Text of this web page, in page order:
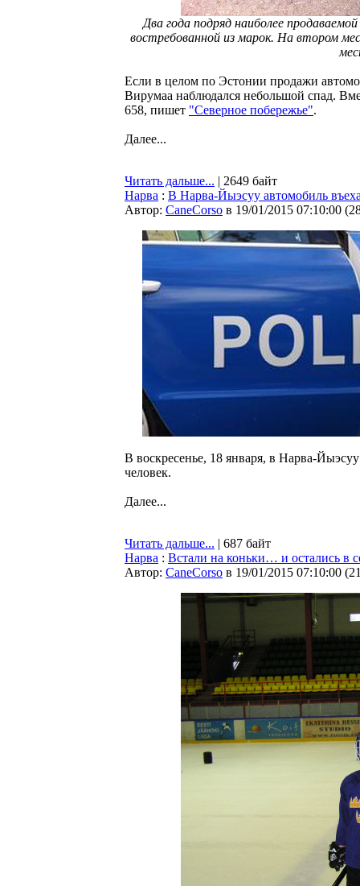
Два года подряд наиболее
востребованной из марок. На втором
Если в целом по Эстонии продажи
Вирумаа наблюдался небольшой спад.
658, пишет "Северное побережье".
Далее...
Читать дальше... | 2649 байт
Нарва : В Нарва-Йыэсуу автомобиль
Автор: CaneCorso в 19/01/2015 07:10:00 (
В воскресенье, 18 января, в Нарва-
человек.
Далее...
Читать дальше... | 687 байт
Нарва : Встали на коньки… и остались в
Автор: CaneCorso в 19/01/2015 07:10:00 (